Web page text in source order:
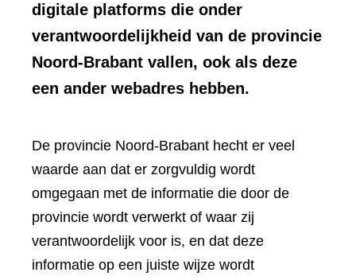
digitale platforms die onder
verantwoordelijkheid van de provincie
Noord-Brabant vallen, ook als deze
een ander webadres hebben.
De provincie Noord-Brabant hecht er veel
waarde aan dat er zorgvuldig wordt
omgegaan met de informatie die door de
provincie wordt verwerkt of waar zij
verantwoordelijk voor is, en dat deze
informatie op een juiste wijze wordt